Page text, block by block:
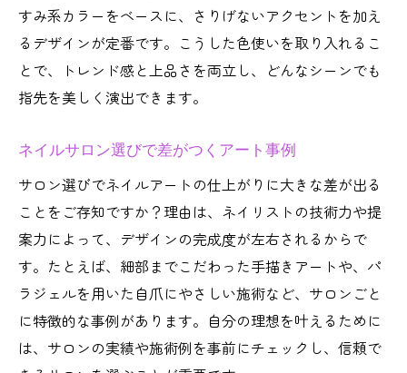
すみ系カラーをベースに、さりげないアクセントを加え
るデザインが定番です。こうした色使いを取り入れるこ
とで、トレンド感と上品さを両立し、どんなシーンでも
指先を美しく演出できます。
ネイルサロン選びで差がつくアート事例
サロン選びでネイルアートの仕上がりに大きな差が出る
ことをご存知ですか？理由は、ネイリストの技術力や提
案力によって、デザインの完成度が左右されるからで
す。たとえば、細部までこだわった手描きアートや、パ
ラジェルを用いた自爪にやさしい施術など、サロンごと
に特徴的な事例があります。自分の理想を叶えるために
は、サロンの実績や施術例を事前にチェックし、信頼で